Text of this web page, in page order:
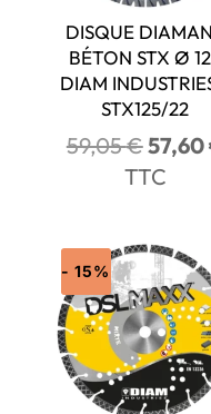
DISQUE
BÉTON STX Ø
DIAM
STX125/22
59,05€ Le
prix
59,05
57,60
TTC
- 15%